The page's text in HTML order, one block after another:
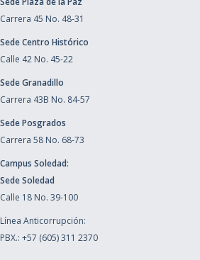
Carrera 45 No. 48-31
Sede Centro Histórico
Calle 42 No. 45-22
Sede Granadillo
Carrera 43B No. 84-57
Sede Posgrados
Carrera 58 No. 68-73
Campus Soledad:
Sede Soledad
Calle 18 No. 39-100
Línea Anticorrupción:
PBX.: +57 (605) 311 2370